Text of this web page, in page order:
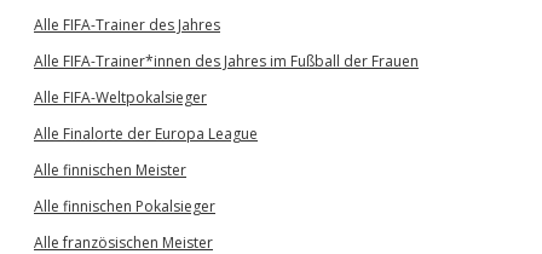
Alle FIFA-Trainer des Jahres
Alle FIFA-Trainer*innen des Jahres im Fußball der Frauen
Alle FIFA-Weltpokalsieger
Alle Finalorte der Europa League
Alle finnischen Meister
Alle finnischen Pokalsieger
Alle französischen Meister